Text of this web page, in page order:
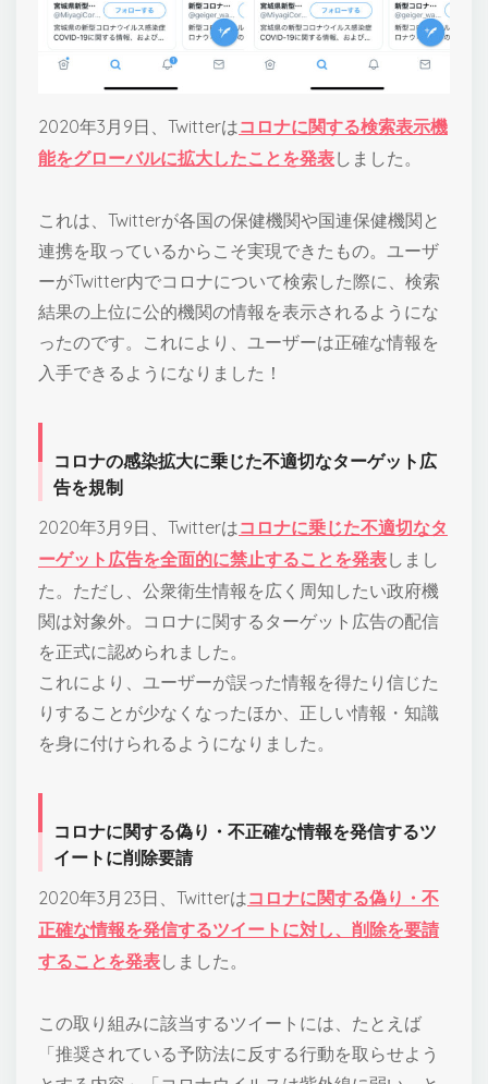
2020年3月9日、Twitterはコロナに関する検索表示機
能をグローバルに拡大したことを発表しました。
これは、Twitterが各国の保健機関や国連保健機関と
連携を取っているからこそ実現できたもの。ユーザ
ーがTwitter内でコロナについて検索した際に、検索
結果の上位に公的機関の情報を表示されるようにな
ったのです。これにより、ユーザーは正確な情報を
入手できるようになりました！
コロナの感染拡大に乗じた不適切なターゲット広
告を規制
2020年3月9日、Twitterはコロナに乗じた不適切なタ
ーゲット広告を全面的に禁止することを発表しまし
た。ただし、公衆衛生情報を広く周知したい政府機
関は対象外。コロナに関するターゲット広告の配信
を正式に認められました。
これにより、ユーザーが誤った情報を得たり信じた
りすることが少なくなったほか、正しい情報・知識
を身に付けられるようになりました。
コロナに関する偽り・不正確な情報を発信するツ
イートに削除要請
2020年3月23日、Twitterはコロナに関する偽り・不
正確な情報を発信するツイートに対し、削除を要請
することを発表しました。
この取り組みに該当するツイートには、たとえば
「推奨されている予防法に反する行動を取らせよう